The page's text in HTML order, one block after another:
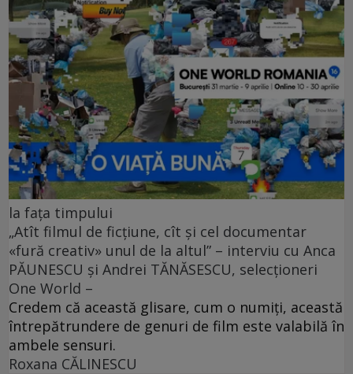
la fața timpului
„Atît filmul de ficțiune, cît și cel documentar
«fură creativ» unul de la altul” – interviu cu Anca
PĂUNESCU și Andrei TĂNĂSESCU, selecționeri
One World –
Credem că această glisare, cum o numiți, această
întrepătrundere de genuri de film este valabilă în
ambele sensuri.
Roxana CĂLINESCU